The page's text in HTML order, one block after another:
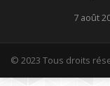
7 août
© 2023 Tous droits